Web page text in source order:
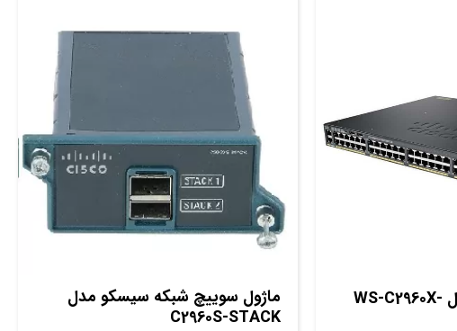
سوييچ سيسکو مدل WS-C2960X-
ماژول سوييچ شبکه سيسکو مدل
C2960S-STACK